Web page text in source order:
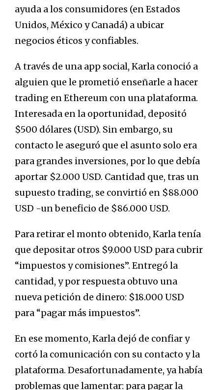
ayuda a los consumidores (en Estados
Unidos, México y Canadá) a ubicar
negocios éticos y confiables.
A través de una app social, Karla conoció a
alguien que le prometió enseñarle a hacer
trading en Ethereum con una plataforma.
Interesada en la oportunidad, depositó
$500 dólares (USD). Sin embargo, su
contacto le aseguró que el asunto solo era
para grandes inversiones, por lo que debía
aportar $2.000 USD. Cantidad que, tras un
supuesto trading, se convirtió en $88.000
USD -un beneficio de $86.000 USD.
Para retirar el monto obtenido, Karla tenía
que depositar otros $9.000 USD para cubrir
“impuestos y comisiones”. Entregó la
cantidad, y por respuesta obtuvo una
nueva petición de dinero: $18.000 USD
para “pagar más impuestos”.
En ese momento, Karla dejó de confiar y
cortó la comunicación con su contacto y la
plataforma. Desafortunadamente, ya había
problemas que lamentar: para pagar la